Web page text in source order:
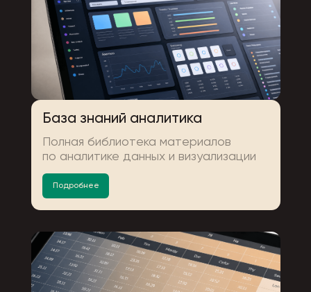
База знаний аналитика
Полная библиотека материалов
по аналитике данных и визуализации
Подробнее